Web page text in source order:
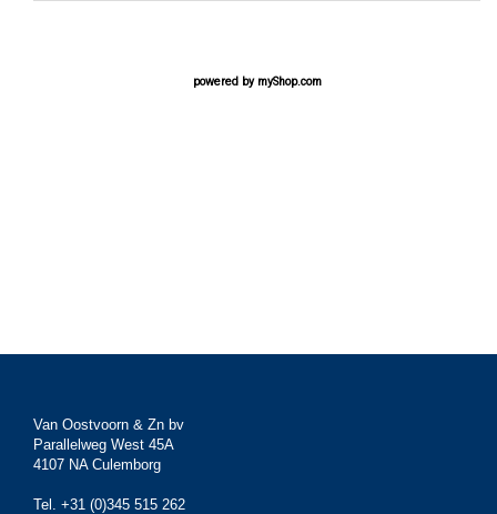
powered by myShop.com
Van Oostvoorn & Zn bv
Parallelweg West 45A
4107 NA Culemborg
Tel. +31 (0)345 515 262